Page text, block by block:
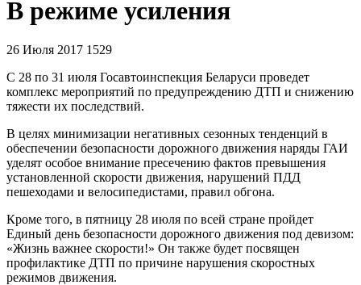
В режиме усиления
26 Июля 2017 1529
С 28 по 31 июля Госавтоинспекция Беларуси проведет
комплекс мероприятий по предупреждению ДТП и снижению
тяжести их последствий.
В целях минимизации негативных сезонных тенденций в
обеспечении безопасности дорожного движения наряды ГАИ
уделят особое внимание пресечению фактов превышения
установленной скорости движения, нарушений ПДД
пешеходами и велосипедистами, правил обгона.
Кроме того, в пятницу 28 июля по всей стране пройдет
Единый день безопасности дорожного движения под девизом:
«Жизнь важнее скорости!» Он также будет посвящен
профилактике ДТП по причине нарушения скоростных
режимов движения.